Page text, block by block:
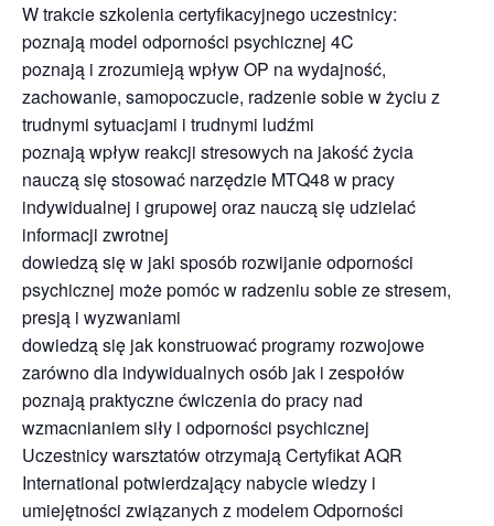
W trakcie szkolenia certyfikacyjnego uczestnicy:
poznają model odporności psychicznej 4C
poznają i zrozumieją wpływ OP na wydajność,
zachowanie, samopoczucie, radzenie sobie w życiu z
trudnymi sytuacjami i trudnymi ludźmi
poznają wpływ reakcji stresowych na jakość życia
nauczą się stosować narzędzie MTQ48 w pracy
indywidualnej i grupowej oraz nauczą się udzielać
informacji zwrotnej
dowiedzą się w jaki sposób rozwijanie odporności
psychicznej może pomóc w radzeniu sobie ze stresem,
presją i wyzwaniami
dowiedzą się jak konstruować programy rozwojowe
zarówno dla indywidualnych osób jak i zespołów
poznają praktyczne ćwiczenia do pracy nad
wzmacnianiem siły i odporności psychicznej
Uczestnicy warsztatów otrzymają Certyfikat AQR
International potwierdzający nabycie wiedzy i
umiejętności związanych z modelem Odporności